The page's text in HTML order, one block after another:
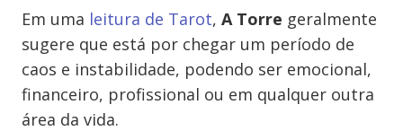
Em uma leitura de Tarot, A Torre geralmente
sugere que está por chegar um período de
caos e instabilidade, podendo ser emocional,
financeiro, profissional ou em qualquer outra
área da vida.